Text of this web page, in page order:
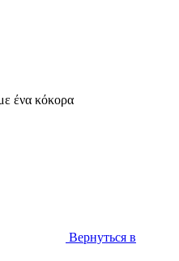
ένα κόκορα
Вернуться в